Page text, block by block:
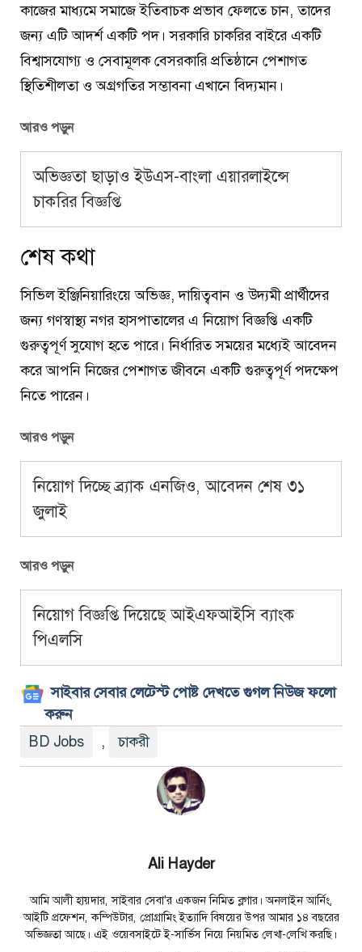
কাজের মাধ্যমে সমাজে ইতিবাচক প্রভাব ফেলতে চান, তাদের
জন্য এটি আদর্শ একটি পদ। সরকারি চাকরির বাইরে একটি
বিশ্বাসযোগ্য ও সেবামূলক বেসরকারি প্রতিষ্ঠানে পেশাগত
স্থিতিশীলতা ও অগ্রগতির সম্ভাবনা এখানে বিদ্যমান।
আরও পড়ুন
অভিজ্ঞতা ছাড়াও ইউএস-বাংলা এয়ারলাইন্সে
চাকরির বিজ্ঞপ্তি
শেষ কথা
সিভিল ইঞ্জিনিয়ারিংয়ে অভিজ্ঞ, দায়িত্ববান ও উদ্যমী প্রার্থীদের
জন্য গণস্বাস্থ্য নগর হাসপাতালের এ নিয়োগ বিজ্ঞপ্তি একটি
গুরুত্বপূর্ণ সুযোগ হতে পারে। নির্ধারিত সময়ের মধ্যেই আবেদন
করে আপনি নিজের পেশাগত জীবনে একটি গুরুত্বপূর্ণ পদক্ষেপ
নিতে পারেন।
আরও পড়ুন
নিয়োগ দিচ্ছে ব্র্যাক এনজিও, আবেদন শেষ ৩১
জুলাই
আরও পড়ুন
নিয়োগ বিজ্ঞপ্তি দিয়েছে আইএফআইসি ব্যাংক
পিএলসি
সাইবার সেবার লেটেস্ট পোষ্ট দেখতে গুগল নিউজ ফলো
করুন
BD Jobs
, চাকরী
Ali Hayder
আমি আলী হায়দার, সাইবার সেবা'র একজন নিমিত ব্লগার। অনলাইন আর্নিং,
আইটি প্রফেশন, কম্পিউটার, প্রোগ্রামিং ইত্যাদি বিষয়ের উপর আমার ১৪ বছরের
অভিজ্ঞতা আছে। এই ওয়েবসাইটে ই-সার্ভিস নিয়ে নিয়মিত লেখা-লেখি করছি।